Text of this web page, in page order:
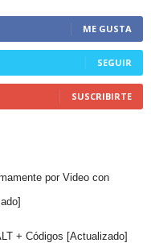
ME GUSTA
SEGUIR
SUSCRIBIRTE
por Video con
+ Códigos [Actualizado]